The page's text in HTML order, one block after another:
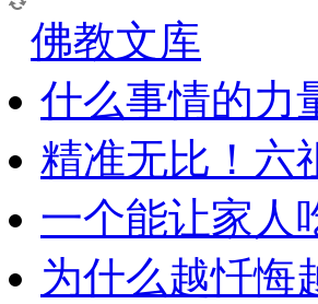
佛教文库
什么事情的力
精准无比！六
一个能让家人
为什么越忏悔